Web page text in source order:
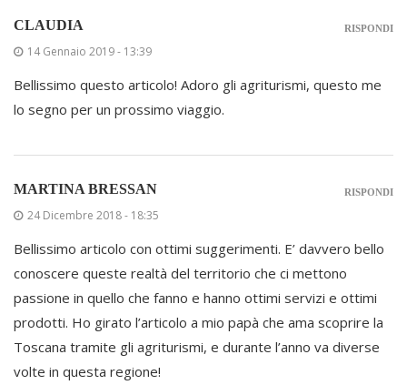
CLAUDIA
14 Gennaio 2019 - 13:39
Bellissimo questo articolo! Adoro gli agriturismi, questo me
lo segno per un prossimo viaggio.
RISPONDI
MARTINA BRESSAN
24 Dicembre 2018 - 18:35
Bellissimo articolo con ottimi suggerimenti. E’ davvero bello
conoscere queste realtà del territorio che ci mettono
passione in quello che fanno e hanno ottimi servizi e ottimi
prodotti. Ho girato l’articolo a mio papà che ama scoprire la
Toscana tramite gli agriturismi, e durante l’anno va diverse
volte in questa regione!
RISPONDI